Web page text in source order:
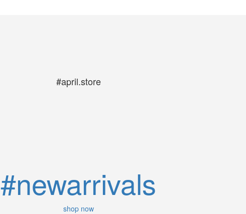
#april.store
#newarrivals
shop now